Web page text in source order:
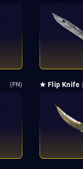
(FN) ★ Flip Knife